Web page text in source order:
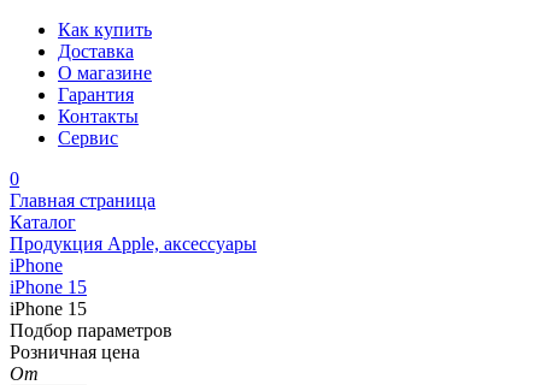
Как купить
Доставка
О магазине
Гарантия
Контакты
Сервис
0
Главная страница
Каталог
Продукция Apple, аксессуары
iPhone
iPhone 15
iPhone 15
Подбор параметров
Розничная цена
От